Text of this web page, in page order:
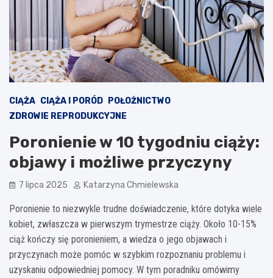
CIĄŻA CIĄŻA I PORÓD
POŁOŻNICTWO
ZDROWIE REPRODUKCYJNE
Poronienie w 10 tygodniu ciąży:
objawy i możliwe przyczyny
7 lipca 2025 Katarzyna Chmielewska
Poronienie to niezwykle trudne doświadczenie, które dotyka wiele
kobiet, zwłaszcza w pierwszym trymestrze ciąży. Około 10-15%
ciąż kończy się poronieniem, a wiedza o jego objawach i
przyczynach może pomóc w szybkim rozpoznaniu problemu i
uzyskaniu odpowiedniej pomocy. W tym poradniku omówimy